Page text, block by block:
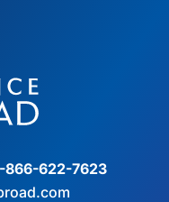
866-622-7623